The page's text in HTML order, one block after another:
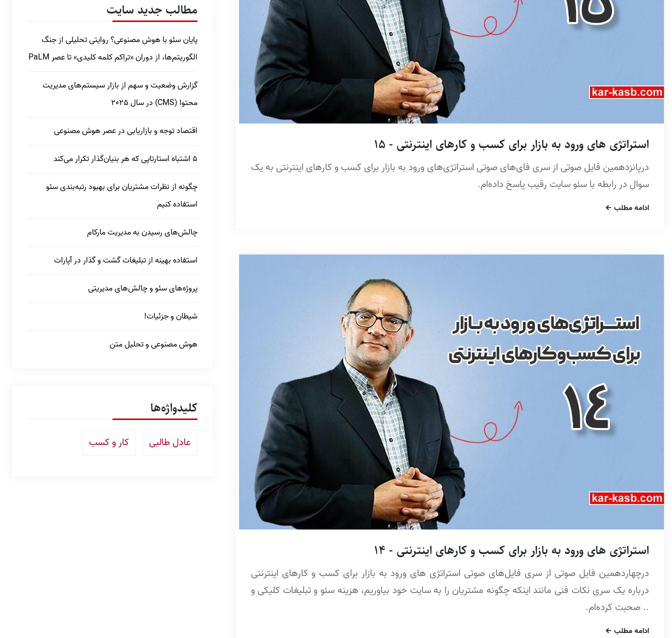
استراتژی های ورود به بازار برای کسب و کارهای اینترنتی - 15
درپانزدهمین فایل صوتی از سری فای‌های صوتی استراتژی‌های ورود به بازار برای کسب و کارهای اینترنتی به یک
سوال در رابطه با سئو سایت رقیب پاسخ داده‌ام.
ادامه مطلب
استراتژی های ورود به بازار برای کسب و کارهای اینترنتی - 14
درچهاردهمین فایل صوتی از سری فایل‌های صوتی استراتژی های ورود به بازار برای کسب و کارهای اینترنتی
درباره یک سری نکات فنی مانند اینکه چگونه مشتریان را به سایت خود بیاوریم، هزینه سئو و تبلیغات کلیکی و
.. صحبت کرده‌ام.
ادامه مطلب
مطالب جدید سایت
پایان سئو با هوش مصنوعی؟ روایتی تحلیلی از جنگ
الگوریتم‌ها، از دوران «تراکم کلمه کلیدی» تا عصر PaLM
گزارش وضعیت و سهم از بازار سیستم‌های مدیریت
محتوا (CMS) در سال 2025
اقتصاد توجه و بازاریابی در عصر هوش مصنوعی
5 اشتباه استارتاپی که هر بنیان‌گذار تکرار می‌کند
چگونه از نظرات مشتریان برای بهبود رتبه‌بندی سئو
استفاده کنیم
چالش‌های رسیدن به مدیریت مارکام
استفاده بهینه از تبلیغات گشت و گذار در آپارات
پروژه‌های سئو و چالش‌های مدیریتی
شیطان و جزئیات!
هوش مصنوعی و تحلیل متن
کلیدواژه‌ها
عادل طالبی کار و کسب